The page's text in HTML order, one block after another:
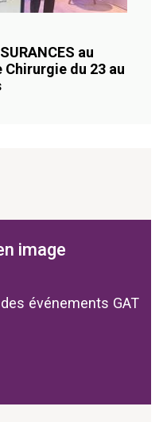
au
Chirurgie du 23 au
image
événements GAT